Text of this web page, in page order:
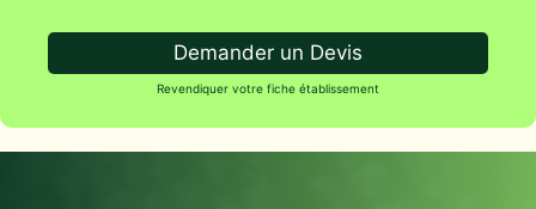
Demander un Devis
Revendiquer votre fiche établissement